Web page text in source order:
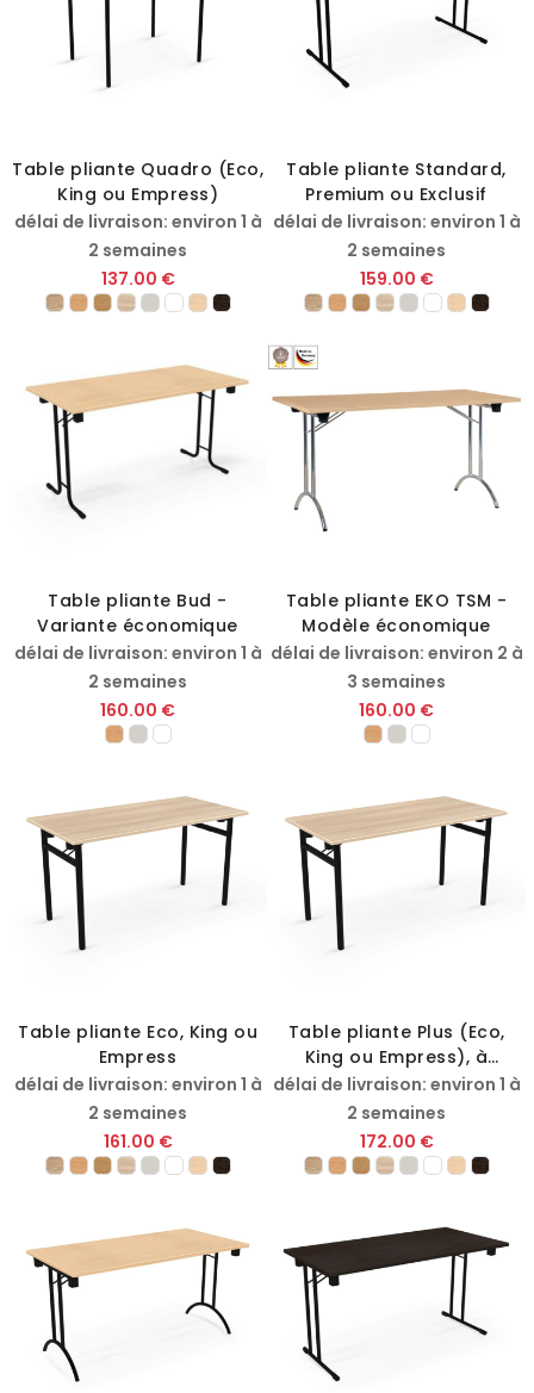
Table pliante Quadro (Eco,
King ou Empress)
délai de livraison: environ 1 à
2 semaines
137.00 €
Table pliante Standard,
Premium ou Exclusif
délai de livraison: environ 1 à
2 semaines
159.00 €
Table pliante Bud -
Variante économique
délai de livraison: environ 1 à
2 semaines
160.00 €
Table pliante EKO TSM -
Modèle économique
délai de livraison: environ 2 à
3 semaines
160.00 €
Table pliante Eco, King ou
Empress
délai de livraison: environ 1 à
2 semaines
161.00 €
Table pliante Plus (Eco,
King ou Empress), à
roulettes
délai de livraison: environ 1 à
2 semaines
172.00 €